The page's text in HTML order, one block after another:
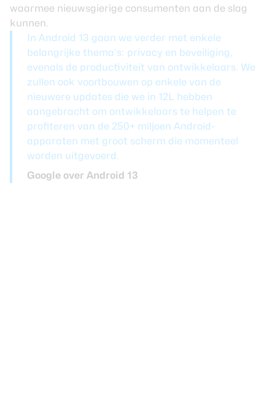
waarmee nieuwsgierige consumenten aan de slag
kunnen.
In Android 13 gaan we verder met enkele
belangrijke thema’s: privacy en beveiliging,
evenals de productiviteit van ontwikkelaars. We
zullen ook voortbouwen op enkele van de
nieuwere updates die we in 12L hebben
aangebracht om ontwikkelaars te helpen te
profiteren van de 250+ miljoen Android-
apparaten met groot scherm die momenteel
worden uitgevoerd.
Google over Android 13